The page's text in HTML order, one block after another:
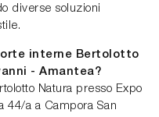
diverse soluzioni
interne Bertolotto
- Amantea?
Natura presso Expo
44/a a Campora San